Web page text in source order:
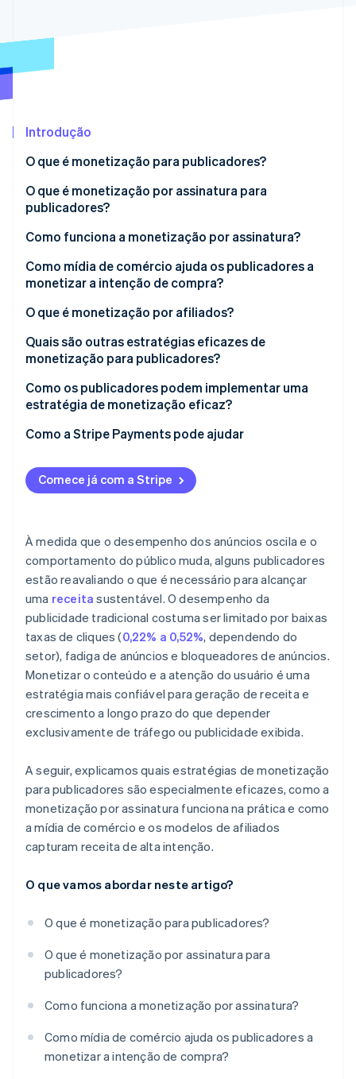
Radar
Atlas
Remoção de carbono
Verificação de identidade
Veja como a Stripe está construindo a infraestrutura
Assista agora
Introdução
O que é monetização para publicadores?
O que é monetização por assinatura para
publicadores?
Como funciona a monetização por assinatura?
Paywalls
Checkout e processamento de pagamentos
Cobrança recorrente
Cancelamento involuntário
Estratégia de retenção
Análise de receitas
Como mídia de comércio ajuda os publicadores a
monetizar a intenção de compra?
O que é monetização por afiliados?
Quais são outras estratégias eficazes de
monetização para publicadores?
Conteúdo patrocinado e parcerias com marca
Licenciamento e sindicação
Eventos e produtos digitais
Como os publicadores podem implementar uma
estratégia de monetização eficaz?
Como a Stripe Payments pode ajudar
Comece já com a Stripe
À medida que o desempenho dos anúncios oscila e o
comportamento do público muda, alguns publicadores
estão reavaliando o que é necessário para alcançar
uma receita sustentável. O desempenho da
publicidade tradicional costuma ser limitado por baixas
taxas de cliques (0,22% a 0,52%, dependendo do
setor), fadiga de anúncios e bloqueadores de anúncios.
Monetizar o conteúdo e a atenção do usuário é uma
estratégia mais confiável para geração de receita e
crescimento a longo prazo do que depender
exclusivamente de tráfego ou publicidade exibida.
A seguir, explicamos quais estratégias de monetização
para publicadores são especialmente eficazes, como a
monetização por assinatura funciona na prática e como
a mídia de comércio e os modelos de afiliados
capturam receita de alta intenção.
O que vamos abordar neste artigo?
O que é monetização para publicadores?
O que é monetização por assinatura para
publicadores?
Como funciona a monetização por assinatura?
Como mídia de comércio ajuda os publicadores a
monetizar a intenção de compra?